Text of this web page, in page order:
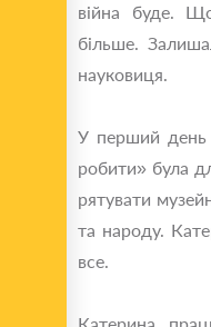
війна буде.
більше.
науковиця.
У перший день
робити» була
рятувати
та народу.
все.